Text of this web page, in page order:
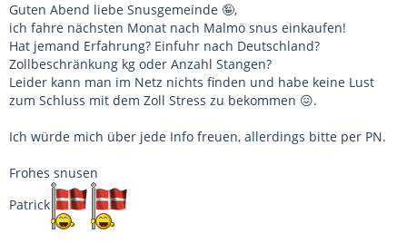
Guten Abend liebe Snusgemeinde 🤪,
ich fahre nächsten Monat nach Malmö snus einkaufen!
Hat jemand Erfahrung? Einfuhr nach Deutschland?
Zollbeschränkung kg oder Anzahl Stangen?
Leider kann man im Netz nichts finden und habe keine Lust
zum Schluss mit dem Zoll Stress zu bekommen 😖.
Ich würde mich über jede Info freuen, allerdings bitte per PN.
Frohes snusen
Patrick